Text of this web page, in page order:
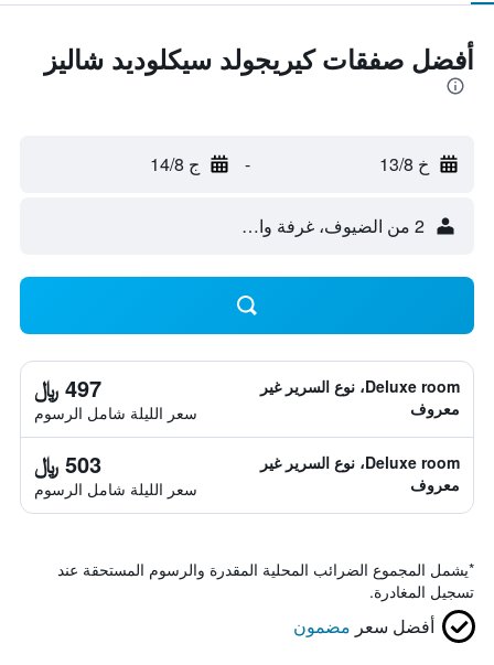
أفضل صفقات كيريجولد سيكلوديد شاليز
خ 13/8 - ج 14/8
2 من الضيوف، غرفة واحدة
Deluxe room، نوع السرير غير
معروف
497 ﷼
سعر الليلة شامل الرسوم
Deluxe room، نوع السرير غير
معروف
503 ﷼
سعر الليلة شامل الرسوم
*يشمل المجموع الضرائب المحلية المقدرة والرسوم المستحقة عند
تسجيل المغادرة.
أفضل سعر مضمون